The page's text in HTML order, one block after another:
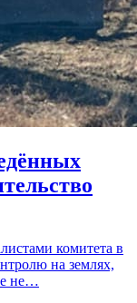
комитета в
на землях,
не…